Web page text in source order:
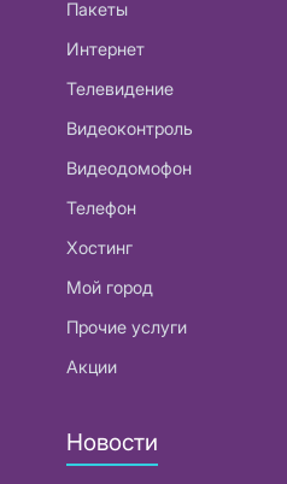
Пакеты
Интернет
Телевидение
Видеоконтроль
Видеодомофон
Телефон
Хостинг
Мой город
Прочие услуги
Акции
Новости